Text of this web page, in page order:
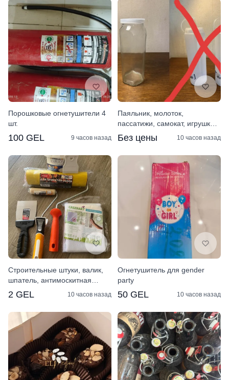
Порошковые огнетушители 4
шт.
100 GEL 9 часов назад
Паяльник, молоток,
пассатижи, самокат, игрушки,
контейнеры
Без цены 10 часов назад
Строительные штуки, валик,
шпатель, антимоскитная
сетка, шпаклевка
2 GEL 10 часов назад
Огнетушитель для gender
party
50 GEL 10 часов назад